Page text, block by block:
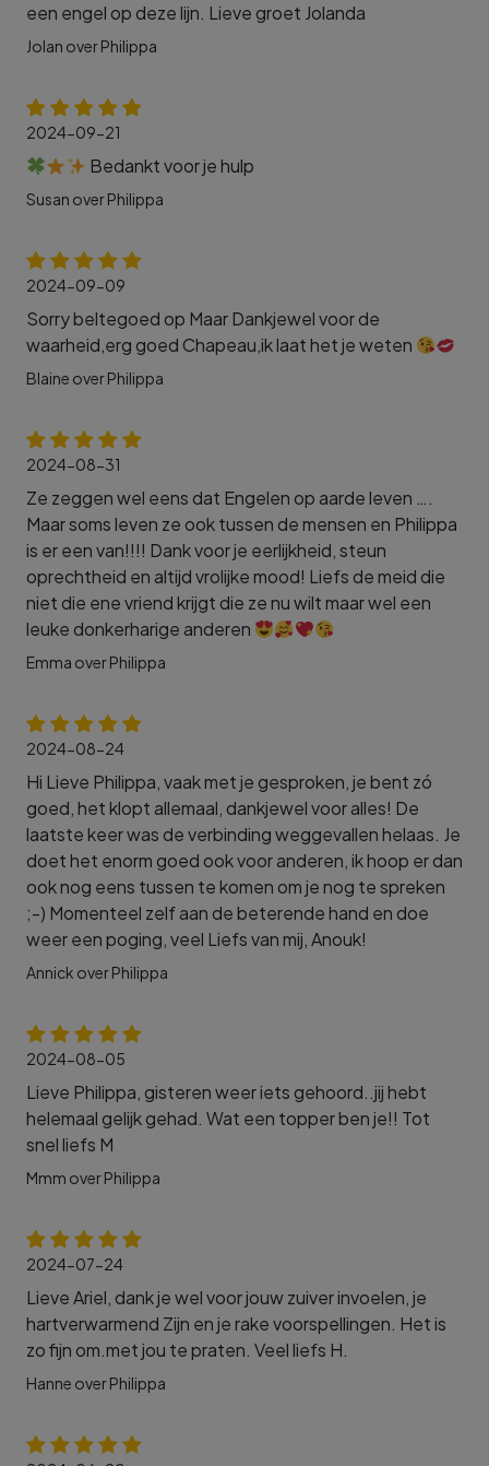
een engel op deze lijn. Lieve groet Jolanda
Jolan over Philippa
2024-09-21
Bedankt voor je hulp
Susan over Philippa
2024-09-09
Sorry beltegoed op Maar Dankjewel voor de
waarheid,erg goed Chapeau,ik laat het je weten
Blaine over Philippa
2024-08-31
Ze zeggen wel eens dat Engelen op aarde leven ….
Maar soms leven ze ook tussen de mensen en Philippa
is er een van!!!! Dank voor je eerlijkheid, steun
oprechtheid en altijd vrolijke mood! Liefs de meid die
niet die ene vriend krijgt die ze nu wilt maar wel een
leuke donkerharige anderen
Emma over Philippa
2024-08-24
Hi Lieve Philippa, vaak met je gesproken, je bent zó
goed, het klopt allemaal, dankjewel voor alles! De
laatste keer was de verbinding weggevallen helaas. Je
doet het enorm goed ook voor anderen, ik hoop er dan
ook nog eens tussen te komen om je nog te spreken
;-) Momenteel zelf aan de beterende hand en doe
weer een poging, veel Liefs van mij, Anouk!
Annick over Philippa
2024-08-05
Lieve Philippa, gisteren weer iets gehoord..jij hebt
helemaal gelijk gehad. Wat een topper ben je!! Tot
snel liefs M
Mmm over Philippa
2024-07-24
Lieve Ariel, dank je wel voor jouw zuiver invoelen, je
hartverwarmend Zijn en je rake voorspellingen. Het is
zo fijn om.met jou te praten. Veel liefs H.
Hanne over Philippa